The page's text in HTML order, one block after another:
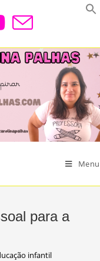
Menu
para a
infantil